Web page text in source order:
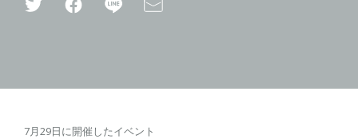
7月29日に開催したイベント